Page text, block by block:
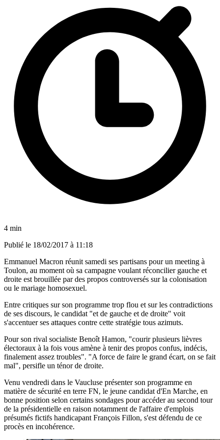
4 min
Publié le 18/02/2017 à 11:18
Emmanuel Macron réunit samedi ses partisans pour un meeting à
Toulon, au moment où sa campagne voulant réconcilier gauche et
droite est brouillée par des propos controversés sur la colonisation
ou le mariage homosexuel.
Entre critiques sur son programme trop flou et sur les contradictions
de ses discours, le candidat "et de gauche et de droite" voit
s'accentuer ses attaques contre cette stratégie tous azimuts.
Pour son rival socialiste Benoît Hamon, "courir plusieurs lièvres
électoraux à la fois vous amène à tenir des propos confus, indécis,
finalement assez troubles". "A force de faire le grand écart, on se fait
mal", persifle un ténor de droite.
Venu vendredi dans le Vaucluse présenter son programme en
matière de sécurité en terre FN, le jeune candidat d'En Marche, en
bonne position selon certains sondages pour accéder au second tour
de la présidentielle en raison notamment de l'affaire d'emplois
présumés fictifs handicapant François Fillon, s'est défendu de ce
procès en incohérence.